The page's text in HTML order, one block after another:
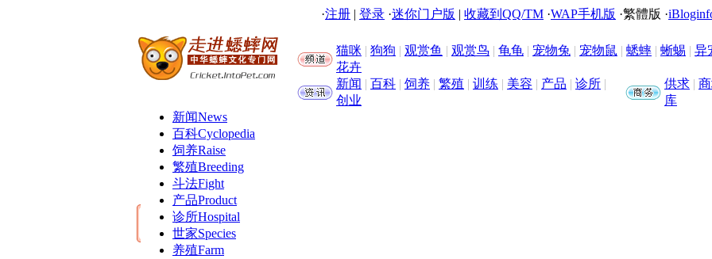
·注册 | 登录 ·迷你门户版 | 收藏到QQ/TM ·WAP手机版 ·繁體版 ·
猫咪 | 狗狗 | 观赏鱼 | 观赏鸟 | 龟龟 | 宠物兔 | 宠物鼠 | 蟋蟀 | 蜥蜴 | 异
花卉
新闻 | 百科 | 饲养 | 繁殖 | 训练 | 美容 | 产品 | 诊所 |
创业
供求 |
库
新闻News
百科Cyclopedia
饲养Raise
繁殖Breeding
斗法Fight
产品Product
诊所Hospital
世家Species
养殖Farm